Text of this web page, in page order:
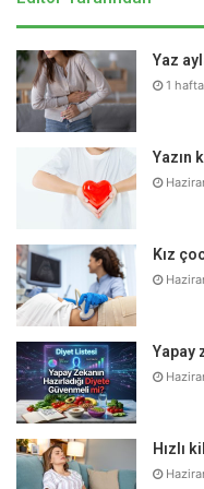
hiponatremi
Atasoyu, “Sağlıklı
içilmesi halinde, kanın
ona paralel
Benzer bir mekanizma
karaciğer yetmezliği ve
hiponatremi
beyinde hipofizden
salgılanması, bu
vermemesi veya bazı
moleküllerin yapımı
dedi.
Yaz
1
Yazın
Kız
Yapay
Hızlı